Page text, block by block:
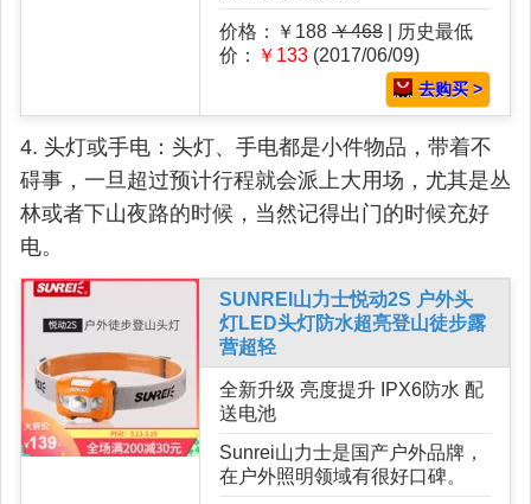
价格：￥188 ￥468 | 历史最低
价：
￥133 (2017/06/09)
去购买 >
4. 头灯或手电：头灯、手电都是小件物品，带着不
碍事，一旦超过预计行程就会派上大用场，尤其是丛
林或者下山夜路的时候，当然记得出门的时候充好
电。
SUNREI山力士悦动2S 户外头
灯LED头灯防水超亮登山徒步露
营超轻
全新升级 亮度提升 IPX6防水 配
送电池
Sunrei山力士是国产户外品牌，
在户外照明领域有很好口碑。